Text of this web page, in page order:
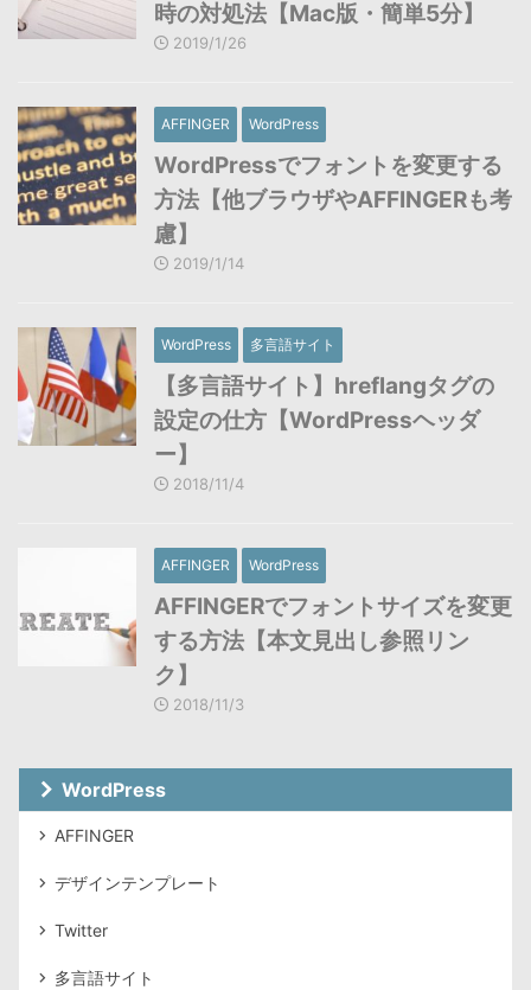
時の対処法【Mac版・簡単5分】
2019/1/26
AFFINGER WordPress
WordPressでフォントを変更する
方法【他ブラウザやAFFINGERも考
慮】
2019/1/14
WordPress 多言語サイト
【多言語サイト】hreflangタグの
設定の仕方【WordPressヘッダ
ー】
2018/11/4
AFFINGER WordPress
AFFINGERでフォントサイズを変更
する方法【本文見出し参照リン
ク】
2018/11/3
WordPress
AFFINGER
デザインテンプレート
Twitter
多言語サイト